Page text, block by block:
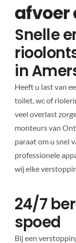
afvoer
Snelle
in
Heeft u last van
toilet, wc of
veel overlast
monteurs van
paraat om u snel
professionele
wij elke
24/7
spoed
Bij een